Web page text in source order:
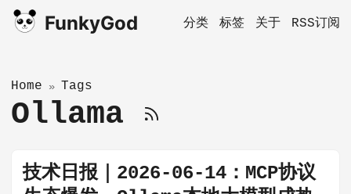
FunkyGod 分类 标签 关于 RSS订阅
Home » Tags
Ollama
技术日报｜2026-06-14：MCP协议